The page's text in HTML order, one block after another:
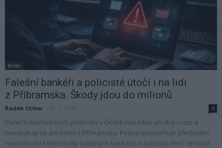
Krimi
Falešní bankéři a policisté útočí i na lidi
z Příbramska. Škody jdou do milionů
Radek Ctibor 0
Počet kybernetických podvodů v České republice prudce roste a
nevyhýbají se ani lidem z Příbramska. Policie upozorňuje především
na podvodné telefonáty falešných bankéřů a policistů, kteří se snaží